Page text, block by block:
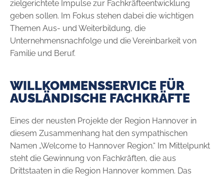
zielgerichtete Impulse zur Fachkräfteentwicklung
geben sollen. Im Fokus stehen dabei die wichtigen
Themen Aus- und Weiterbildung, die
Unternehmensnachfolge und die Vereinbarkeit von
Familie und Beruf.
WILLKOMMENSSERVICE FÜR
AUSLÄNDISCHE FACHKRÄFTE
Eines der neusten Projekte der Region Hannover in
diesem Zusammenhang hat den sympathischen
Namen „Welcome to Hannover Region.“ Im Mittelpunkt
steht die Gewinnung von Fachkräften, die aus
Drittstaaten in die Region Hannover kommen. Das